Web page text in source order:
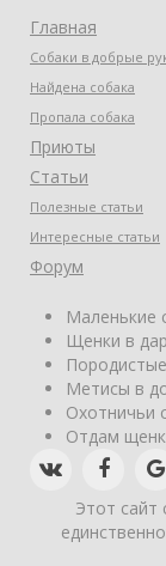
Главная
Собаки в добрые
Найдена собака
Пропала собака
Приюты
Статьи
Полезные статьи
Интересные статьи
Форум
Маленькие
Щенки в дар
Метисы в
Охотничьи
Отдам
Этот сайт